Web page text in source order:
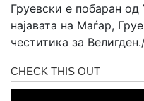
Груевски е побаран од
најавата на Маѓар,
честитика за